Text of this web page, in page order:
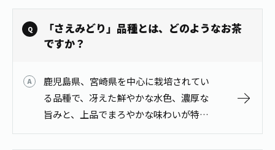
「さえみどり」品種とは、どのようなお茶
ですか？
鹿児島県、宮崎県を中心に栽培されてい
る品種で、冴えた鮮やかな水色、濃厚な
旨みと、上品でまろやかな味わいが特徴
のお茶です。